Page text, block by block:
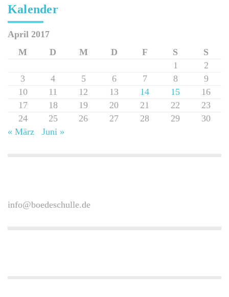
Kalender
April 2017
M
D M D F S
S
1
2
3
4 5 6 7 8
9
10
11 12 13 14 15
16
17
18 19 20 21 22
23
24
25 26 27 28 29
30
« März
Juni »
info@boedeschulle.de